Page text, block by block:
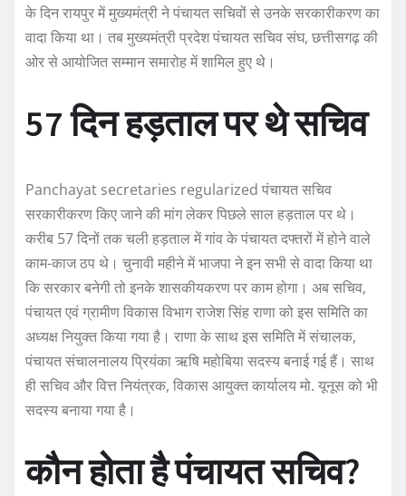
के दिन रायपुर में मुख्यमंत्री ने पंचायत सचिवों से उनके सरकारीकरण का
वादा किया था। तब मुख्यमंत्री प्रदेश पंचायत सचिव संघ, छत्तीसगढ़ की
ओर से आयोजित सम्मान समारोह में शामिल हुए थे।
57 दिन हड़ताल पर थे सचिव
Panchayat secretaries regularized पंचायत सचिव
सरकारीकरण किए जाने की मांग लेकर पिछले साल हड़ताल पर थे।
करीब 57 दिनों तक चली हड़ताल में गांव के पंचायत दफ्तरों में होने वाले
काम-काज ठप थे। चुनावी महीने में भाजपा ने इन सभी से वादा किया था
कि सरकार बनेगी तो इनके शासकीयकरण पर काम होगा। अब सचिव,
पंचायत एवं ग्रामीण विकास विभाग राजेश सिंह राणा को इस समिति का
अध्यक्ष नियुक्त किया गया है। राणा के साथ इस समिति में संचालक,
पंचायत संचालनालय प्रियंका ऋषि महोबिया सदस्य बनाई गई हैं। साथ
ही सचिव और वित्त नियंत्रक, विकास आयुक्त कार्यालय मो. यूनूस को भी
सदस्य बनाया गया है।
कौन होता है पंचायत सचिव?